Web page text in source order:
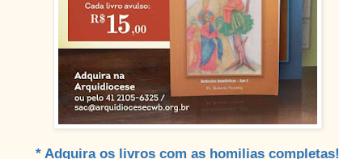
* Adquira os livros com as homilias completas!